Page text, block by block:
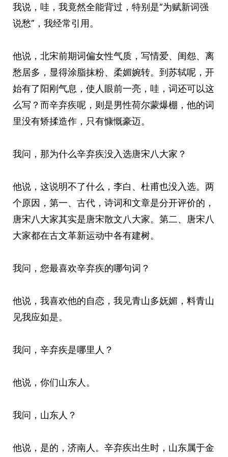
我说，哇，我竟然全能背过，特别是“为赋新词强
说愁”，我经常引用。
他说，北宋前期词偏女性气质，写情爱、闺怨、离
愁居多，显得涂脂抹粉、柔媚婉转。到苏轼呢，开
始有了阳刚气息，使人眼前一亮，哇，词还可以这
么写？而辛弃疾呢，则是男性荷尔蒙爆棚，他的词
里没有矫揉造作，只有慷慨豪迈。
我问，那为什么辛弃疾没入选唐宋八大家？
他说，这说明不了什么，李白、杜甫也没入选。两
个原因，第一、古代，诗词和文章是分开评价的，
唐宋八大家其实是唐宋散文八大家。第二、唐宋八
大家都在古文革新运动中各有建树。
我问，您最喜欢辛弃疾的哪句词？
他说，我喜欢他的自恋，我见青山多妩媚，料青山
见我应如是。
我问，辛弃疾是哪里人？
他说，你们山东人。
我问，山东人？
他说，是的，济南人。辛弃疾出生时，山东属于金